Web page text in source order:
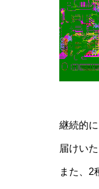
継続的
届けいた
また、2